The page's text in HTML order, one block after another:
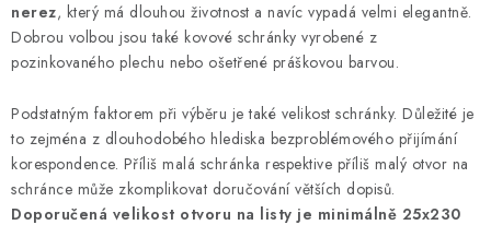
nerez, který má dlouhou životnost a navíc vypadá velmi elegantně.
Dobrou volbou jsou také kovové schránky vyrobené z
pozinkovaného plechu nebo ošetřené práškovou barvou.
Podstatným faktorem při výběru je také velikost schránky. Důležité je
to zejména z dlouhodobého hlediska bezproblémového přijímání
korespondence. Příliš malá schránka respektive příliš malý otvor na
schránce může zkomplikovat doručování větších dopisů.
Doporučená velikost otvoru na listy je minimálně 25x230